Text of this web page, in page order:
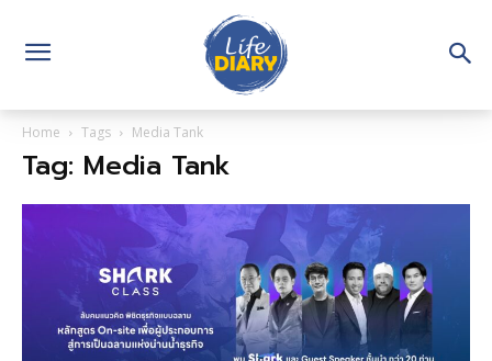
Home Tags Media Tank
Tag: Media Tank